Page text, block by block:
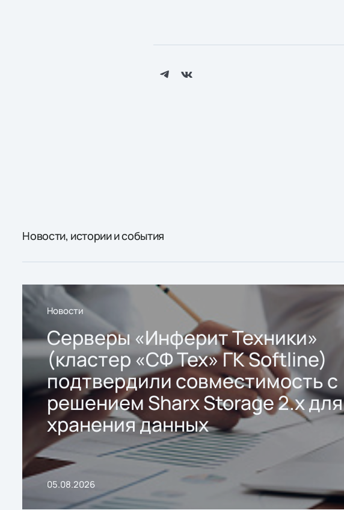
Новости, истории и события
Новости
Серверы «Инферит Техники»
(кластер «СФ Тех» ГК Softline)
подтвердили совместимость с
решением Sharx Storage 2.x для
хранения данных
05.08.2026